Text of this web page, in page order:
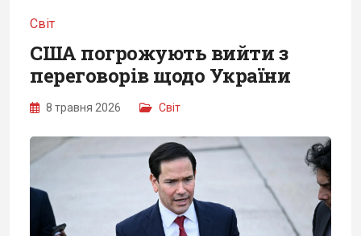
Світ
США погрожують вийти з
переговорів щодо України
8 травня 2026 Світ